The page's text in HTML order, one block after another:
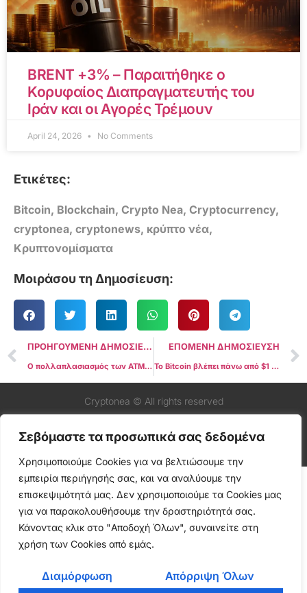
Σεβόμαστε τα προσωπικά σας δεδομένα
Χρησιμοποιούμε Cookies για να βελτιώσουμε την
εμπειρία περιήγησής σας, και να αναλύουμε την
επισκεψιμότητά μας. Δεν χρησιμοποιούμε τα Cookies μας
για να παρακολουθήσουμε την δραστηριότητά σας.
Κάνοντας κλικ στο "Αποδοχή Όλων", συναινείτε στη
χρήση των Cookies από εμάς.
Διαμόρφωση Απόρριψη Όλων
BRENT +3% – Παραιτήθηκε ο
Κορυφαίος Διαπραγματευτής του
Ιράν και οι Αγορές Τρέμουν
April 24, 2026 No Comments
Ετικέτες:
Bitcoin, Blockchain, Crypto Nea, Cryptocurrency,
cryptonea, cryptonews, κρύπτο νέα,
Κρυπτονομίσματα
Μοιράσου τη Δημοσίευση:
ΠΡΟΗΓΟΥΜΕΝΗ ΔΗΜΟΣΙΕΥΣΗ
Ο πολλαπλασιασμός των ΑΤΜ Bitcoin σε όλα τα εμπορικά κέντρα και τα πρατήρια βενζίνης των ΗΠΑ – Ανάλυση του CNBC
ΕΠΟΜΕΝΗ ΔΗΜΟΣΙΕΥΣΗ
Το Bitcoin βλέπει πάνω από $1 δισεκατομμύριο σε θεσμικές εισροές το 2023
Cryptonea © All rights reserved